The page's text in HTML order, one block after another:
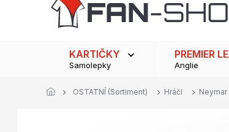
KARTIČKY
Samolepky
PREMIER
Anglie
OSTATNÍ (Sortiment) Hráči Neymar